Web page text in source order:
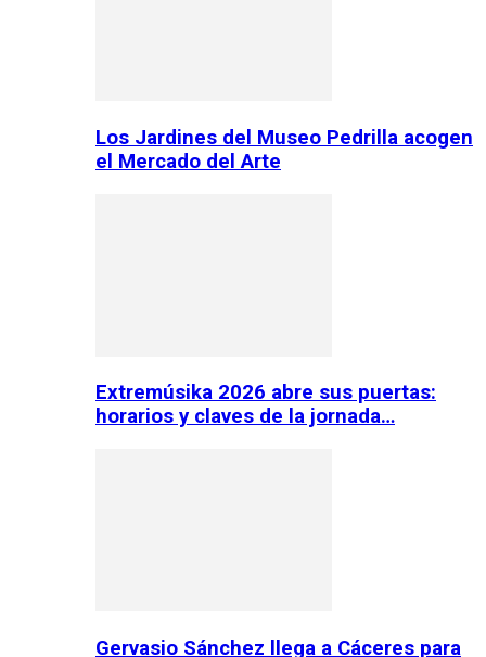
Los Jardines del Museo Pedrilla acogen
el Mercado del Arte
Extremúsika 2026 abre sus puertas:
horarios y claves de la jornada…
Gervasio Sánchez llega a Cáceres para